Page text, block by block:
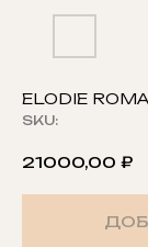
ELODIE
SKU:
21000,00 ₽